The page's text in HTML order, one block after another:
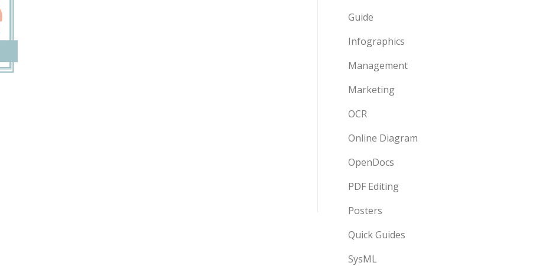
Guide
Infographics
Management
Marketing
OCR
Online Diagram
OpenDocs
PDF Editing
Posters
Quick Guides
SysML